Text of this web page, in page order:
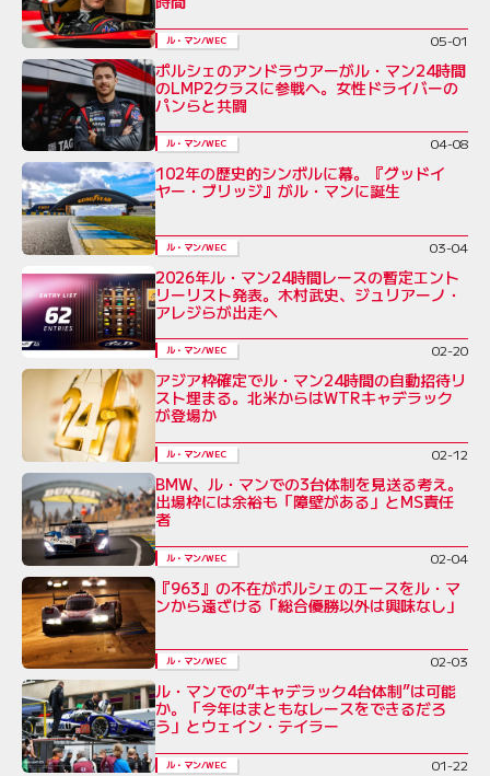
ル・マン/WEC 05-01
ポルシェのアンドラウアーがル・マン24時間
のLMP2クラスに参戦へ。女性ドライバーの
パンらと共闘
ル・マン/WEC 04-08
102年の歴史的シンボルに幕。『グッドイ
ヤー・ブリッジ』がル・マンに誕生
ル・マン/WEC 03-04
2026年ル・マン24時間レースの暫定エント
リーリスト発表。木村武史、ジュリアーノ・
アレジらが出走へ
ル・マン/WEC 02-20
アジア枠確定でル・マン24時間の自動招待リ
スト埋まる。北米からはWTRキャデラック
が登場か
ル・マン/WEC 02-12
BMW、ル・マンでの3台体制を見送る考え。
出場枠には余裕も「障壁がある」とMS責任
者
ル・マン/WEC 02-04
『963』の不在がポルシェのエースをル・マ
ンから遠ざける「総合優勝以外は興味なし」
ル・マン/WEC 02-03
ル・マンでの“キャデラック4台体制”は可能
か。「今年はまともなレースをできるだろ
う」とウェイン・テイラー
ル・マン/WEC 01-22